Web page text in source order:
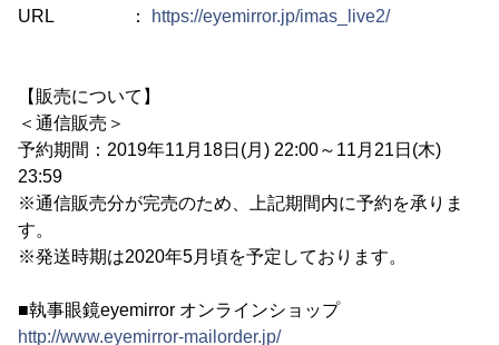
URL ：
https://eyemirror.jp/imas_live2/
【販売について】
＜通信販売＞
予約期間：2019年11月18日(月) 22:00～11月21日(木)
23:59
※通信販売分が完売のため、上記期間内に予約を承りま
す。
※発送時期は2020年5月頃を予定しております。
■執事眼鏡eyemirror オンラインショップ
http://www.eyemirror-mailorder.jp/